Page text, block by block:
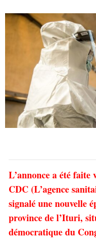
L’annonce a été
CDC (L’agence
signalé une nouvelle
province de l’Ituri,
démocratique du